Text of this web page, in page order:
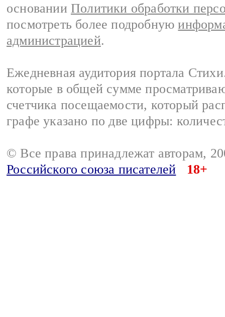
основании Политики обработки
посмотреть более подробную
администрацией.
Ежедневная аудитория портала
которые в общей сумме
счетчика посещаемости, который
графе указано по две цифры:
© Все права принадлежат авторам,
Российского союза писателей
18+